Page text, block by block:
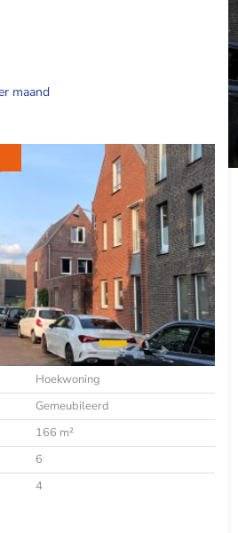
maand
Hoekwoning
Gemeubileerd
166 m²
6
4